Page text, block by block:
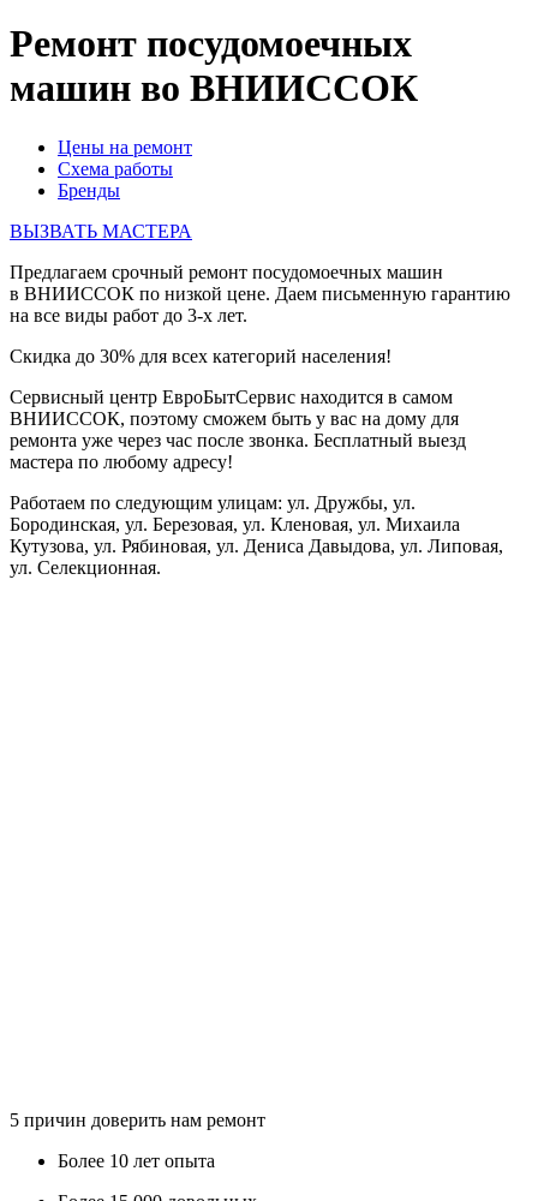
Ремонт посудомоечных
машин во ВНИИССОК
Цены на ремонт
Схема работы
Бренды
ВЫЗВАТЬ МАСТЕРА
Предлагаем срочный ремонт посудомоечных машин
в ВНИИССОК по низкой цене. Даем письменную гарантию
на все виды работ до 3-х лет.
Скидка до 30% для всех категорий населения!
Сервисный центр ЕвроБытСервис находится в самом
ВНИИССОК, поэтому сможем быть у вас на дому для
ремонта уже через час после звонка. Бесплатный выезд
мастера по любому адресу!
Работаем по следующим улицам: ул. Дружбы, ул.
Бородинская, ул. Березовая, ул. Кленовая, ул. Михаила
Кутузова, ул. Рябиновая, ул. Дениса Давыдова, ул. Липовая,
ул. Селекционная.
5 причин доверить нам ремонт
Более 10 лет опыта